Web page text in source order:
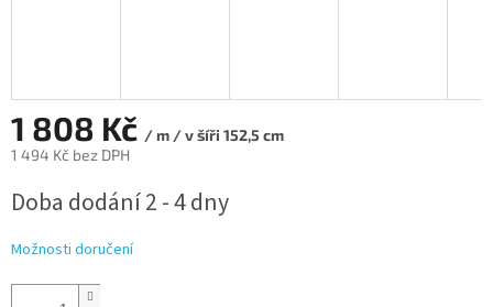
1 808 Kč / m / v šíři 152,5 cm
1 494 Kč bez DPH
cena:
Doba dodání 2 - 4 dny
Možnosti doručení